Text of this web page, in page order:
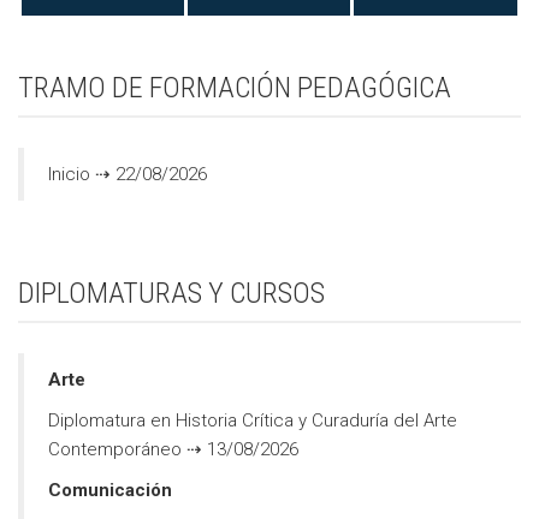
TRAMO DE FORMACIÓN PEDAGÓGICA
Inicio ⇢ 22/08/2026
DIPLOMATURAS Y CURSOS
Arte
Diplomatura en Historia Crítica y Curaduría del Arte
Contemporáneo ⇢ 13/08/2026
Comunicación